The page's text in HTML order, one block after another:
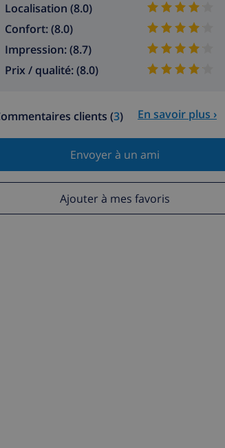
Localisation (8.0)
Confort: (8.0)
Impression: (8.7)
Prix / qualité: (8.0)
clients (3) En savoir plus ›
Envoyer à un ami
Ajouter à mes favoris